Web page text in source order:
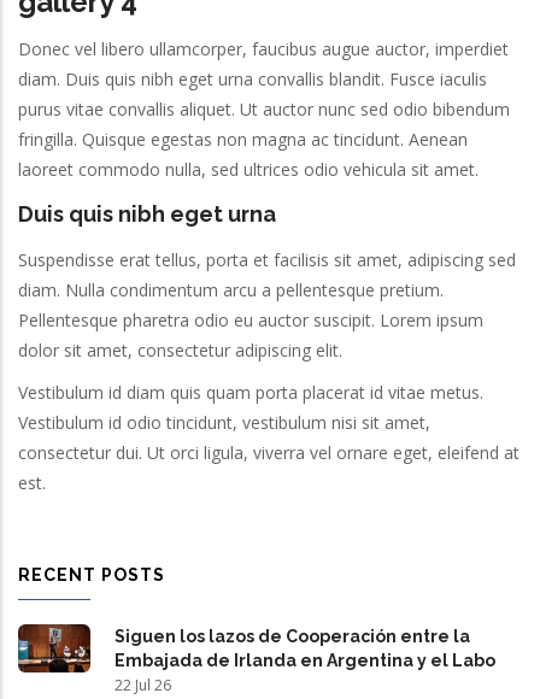
Donec vel libero ullamcorper, faucibus augue auctor, imperdiet
diam. Duis quis nibh eget urna convallis blandit. Fusce iaculis
purus vitae convallis aliquet. Ut auctor nunc sed odio bibendum
fringilla. Quisque egestas non magna ac tincidunt. Aenean
laoreet commodo nulla, sed ultrices odio vehicula sit amet.
Duis quis nibh eget urna
Suspendisse erat tellus, porta et facilisis sit amet, adipiscing sed
diam. Nulla condimentum arcu a pellentesque pretium.
Pellentesque pharetra odio eu auctor suscipit. Lorem ipsum
dolor sit amet, consectetur adipiscing elit.
Vestibulum id diam quis quam porta placerat id vitae metus.
Vestibulum id odio tincidunt, vestibulum nisi sit amet,
consectetur dui. Ut orci ligula, viverra vel ornare eget, eleifend at
est.
RECENT POSTS
Siguen los lazos de Cooperación entre la
Embajada de Irlanda en Argentina y el Labo
22 Jul 26